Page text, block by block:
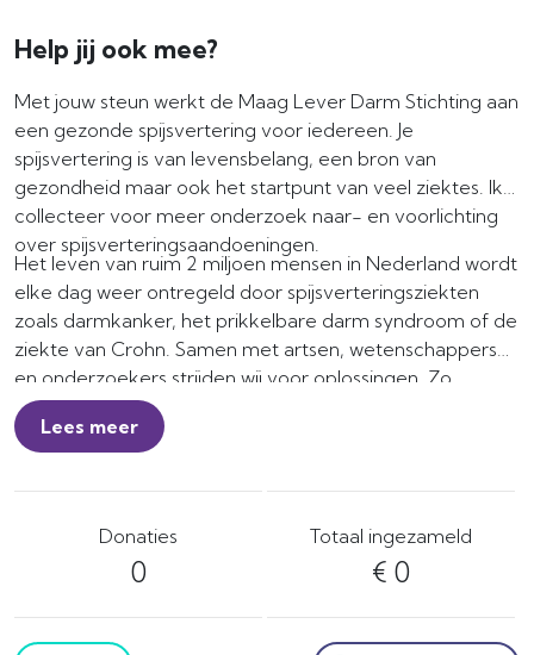
Help jij ook mee?
Met jouw steun werkt de Maag Lever Darm Stichting aan
een gezonde spijsvertering voor iedereen. Je
spijsvertering is van levensbelang, een bron van
gezondheid maar ook het startpunt van veel ziektes. Ik
collecteer voor meer onderzoek naar- en voorlichting
over spijsverteringsaandoeningen.
Het leven van ruim 2 miljoen mensen in Nederland wordt
elke dag weer ontregeld door spijsverteringsziekten
zoals darmkanker, het prikkelbare darm syndroom of de
ziekte van Crohn. Samen met artsen, wetenschappers
en onderzoekers strijden wij voor oplossingen. Zo
kunnen we levens redden! En daar is geld voor nodig.
Help je mee? Dankjewel!
Lees meer
Donaties
0
Totaal ingezameld
€ 0